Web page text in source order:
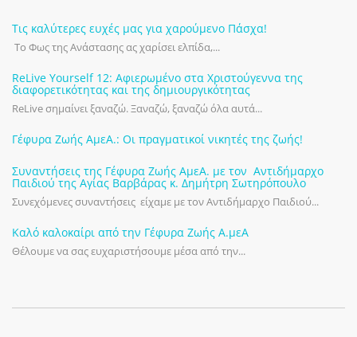
Τις καλύτερες ευχές μας για χαρούμενο Πάσχα!
Το Φως της Ανάστασης ας χαρίσει ελπίδα,...
ReLive Yourself 12: Αφιερωμένο στα Χριστούγεννα της
διαφορετικότητας και της δημιουργικότητας
ReLive σημαίνει ξαναζώ. Ξαναζώ, ξαναζώ όλα αυτά...
Γέφυρα Ζωής ΑμεΑ.: Οι πραγματικοί νικητές της ζωής!
Συναντήσεις της Γέφυρα Ζωής ΑμεΑ. με τον Αντιδήμαρχο
Παιδιού της Αγίας Βαρβάρας κ. Δημήτρη Σωτηρόπουλο
Συνεχόμενες συναντήσεις είχαμε με τον Αντιδήμαρχο Παιδιού...
Καλό καλοκαίρι από την Γέφυρα Ζωής Α.μεΑ
Θέλουμε να σας ευχαριστήσουμε μέσα από την...